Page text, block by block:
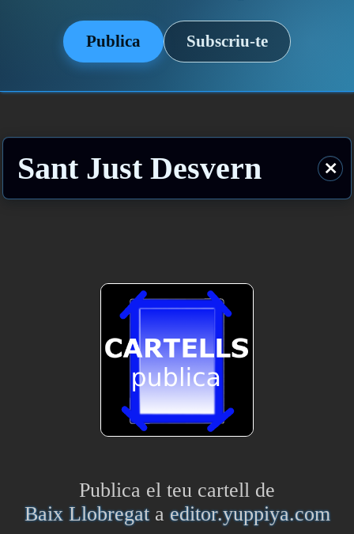
Publica Subscriu-te
Sant Just Desvern ⨯
Publica el teu cartell de
Baix Llobregataeditor.yuppiya.com